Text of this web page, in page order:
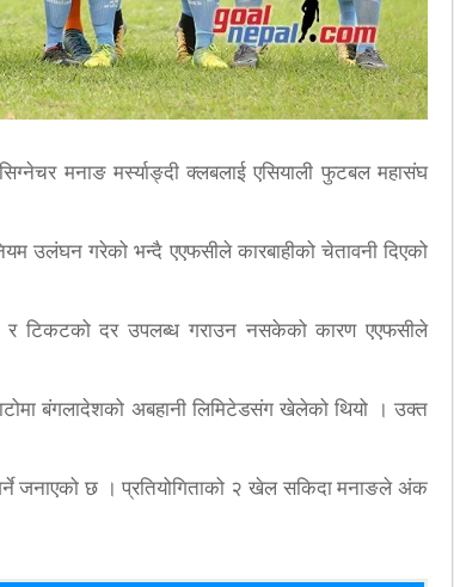
मनाङ मर्स्याङ्दी क्लबलाई एसियाली फुटबल महासंघ
उलंघन गरेको भन्दै एएफसीले कारबाहीको चेतावनी दिएको
टिकटको दर उपलब्ध गराउन नसकेको कारण एएफसीले
बंगलादेशको अबहानी लिमिटेडसंग खेलेको थियो । उक्त
गर्ने जनाएको छ । प्रतियोगिताको २ खेल सकिदा मनाङले अंक